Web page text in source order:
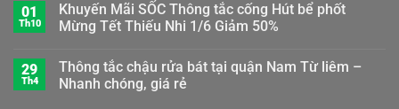
01
Th10
Khuyến Mãi SỐC Thông tắc cống Hút bể phốt
Mừng Tết Thiếu Nhi 1/6 Giảm 50%
29
Th4
Thông tắc chậu rửa bát tại quận Nam Từ liêm –
Nhanh chóng, giá rẻ